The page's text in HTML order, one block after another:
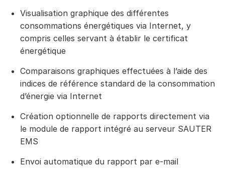
Visualisation graphique des différentes
consommations énergétiques via Internet, y
compris celles servant à établir le certificat
énergétique
Comparaisons graphiques effectuées à l’aide des
indices de référence standard de la consommation
d’énergie via Internet
Création optionnelle de rapports directement via
le module de rapport intégré au serveur SAUTER
EMS
Envoi automatique du rapport par e-mail